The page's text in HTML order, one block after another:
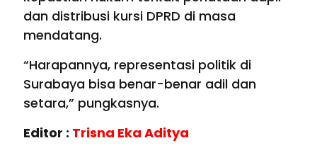
dan distribusi kursi DPRD di masa
mendatang.
“Harapannya, representasi politik di
Surabaya bisa benar-benar adil dan
setara,” pungkasnya.
Editor : Trisna Eka Aditya